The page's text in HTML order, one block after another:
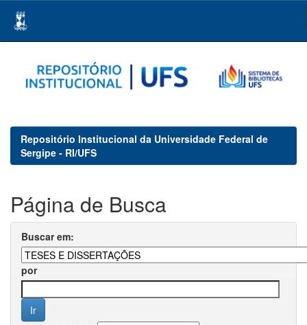
navigation
Repositório Institucional da Universidade Federal de
Sergipe - RI/UFS
Página de Busca
Buscar em:
por